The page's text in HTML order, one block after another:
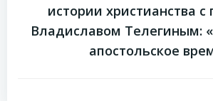
истории христианства с
Владиславом Телегиным:
апостольское